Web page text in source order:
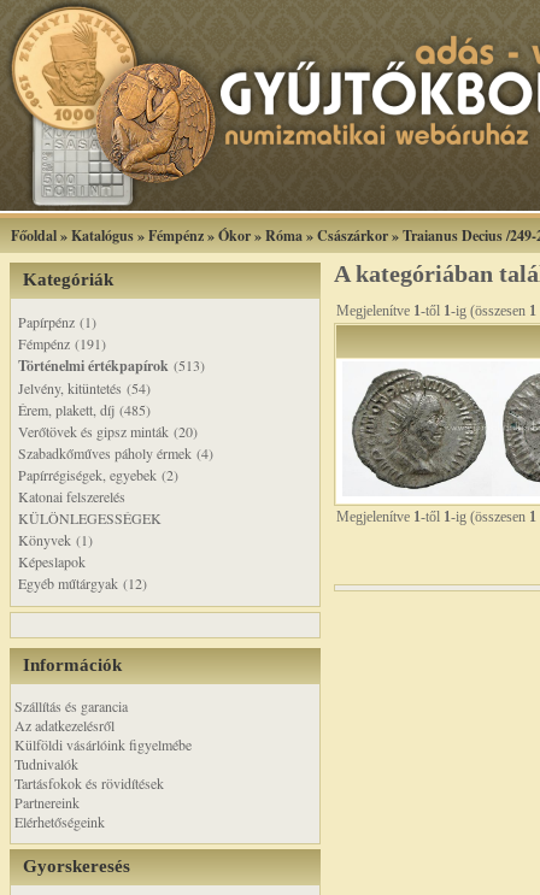
Főoldal»Katalógus»Fémpénz»Ókor»Róma»Császárkor»Traianus Decius /249-
Kategóriák
Papírpénz (1)
Fémpénz (191)
Történelmi értékpapírok (513)
Jelvény, kitüntetés (54)
Érem, plakett, díj (485)
Verőtövek és gipsz minták (20)
Szabadkőműves páholy érmek (4)
Papírrégiségek, egyebek (2)
Katonai felszerelés
KÜLÖNLEGESSÉGEK
Könyvek (1)
Képeslapok
Egyéb műtárgyak (12)
Információk
Szállítás és garancia
Az adatkezelésről
Külföldi vásárlóink figyelmébe
Tudnivalók
Tartásfokok és rövidítések
Partnereink
Elérhetőségeink
Gyorskeresés
A kategóriában
Megjelenítve 1-től 1-ig (összesen 1
Megjelenítve 1-től 1-ig (összesen 1